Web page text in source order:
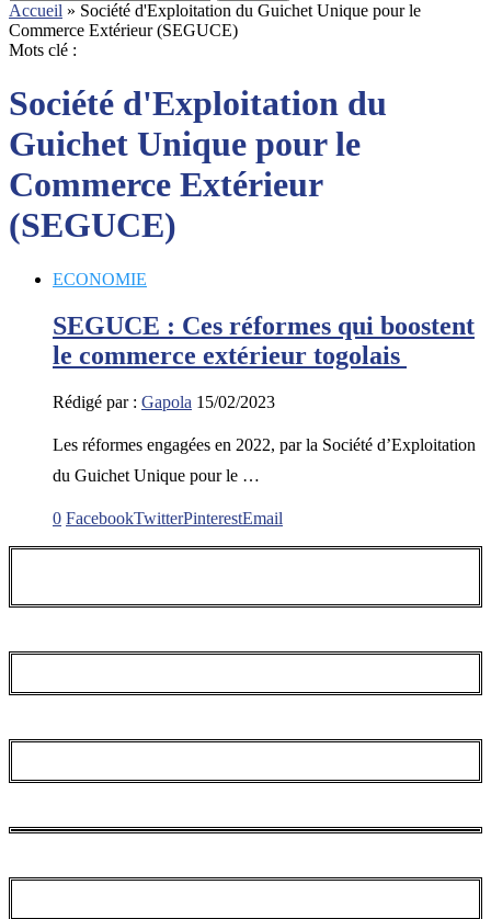
Accueil » Société d'Exploitation du Guichet Unique pour le
Commerce Extérieur (SEGUCE)
Mots clé :
Société d'Exploitation du
Guichet Unique pour le
Commerce Extérieur
(SEGUCE)
ECONOMIE
SEGUCE : Ces réformes qui boostent
le commerce extérieur togolais
Rédigé par : Gapola 15/02/2023
Les réformes engagées en 2022, par la Société d’Exploitation
du Guichet Unique pour le …
0 FacebookTwitterPinterestEmail